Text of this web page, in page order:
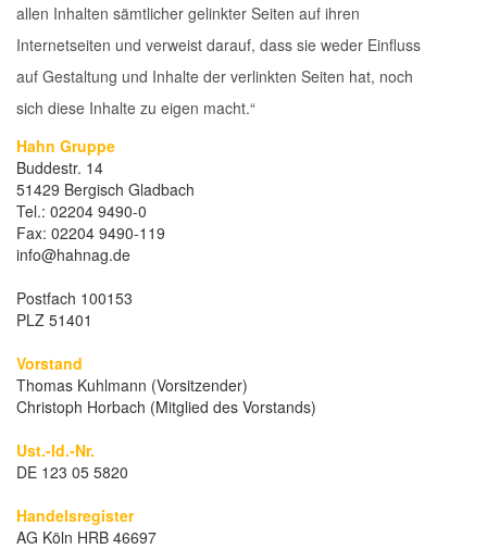
allen Inhalten sämtlicher gelinkter Seiten auf ihren
Internetseiten und verweist darauf, dass sie weder Einfluss
auf Gestaltung und Inhalte der verlinkten Seiten hat, noch
sich diese Inhalte zu eigen macht.“
Hahn Gruppe
Buddestr. 14
51429 Bergisch Gladbach
Tel.: 02204 9490-0
Fax: 02204 9490-119
info@hahnag.de
Postfach 100153
PLZ 51401
Vorstand
Thomas Kuhlmann (Vorsitzender)
Christoph Horbach (Mitglied des Vorstands)
Ust.-Id.-Nr.
DE 123 05 5820
Handelsregister
AG Köln HRB 46697